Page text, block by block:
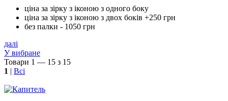
ціна за зірку з іконою з одного боку
ціна за зірку з іконою з двох боків +250 грн
без палки - 1050 грн
далі
У вибране
Товари 1 — 15 з 15
1 | Всі